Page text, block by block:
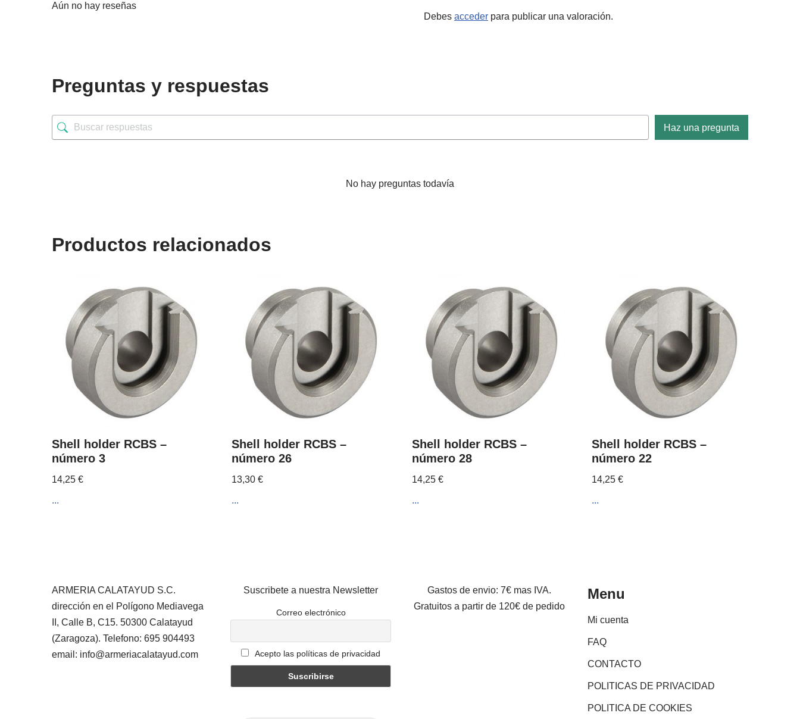
Aún no hay reseñas
Debes acceder para publicar una valoración.
Preguntas y respuestas
Haz una pregunta
No hay preguntas todavía
Productos relacionados
Shell holder RCBS –
número 3
14,25 €
...
Shell holder RCBS –
número 26
13,30€
...
Shell holder RCBS –
número 28
14,25 €
...
Shell holder RCBS –
número 22
14,25€
...
ARMERIA CALATAYUD S.C.
dirección en el Polígono Mediavega
II, Calle B, C15. 50300 Calatayud
(Zaragoza). Telefono: 695 904493
email: info@armeriacalatayud.com
Suscribete a nuestra Newsletter
Correo electrónico
Acepto las políticas de privacidad
Gastos de envio: 7€ mas IVA.
Gratuitos a partir de 120€ de pedido
Menu
Mi cuenta
FAQ
CONTACTO
POLITICAS DE PRIVACIDAD
POLITICA DE COOKIES